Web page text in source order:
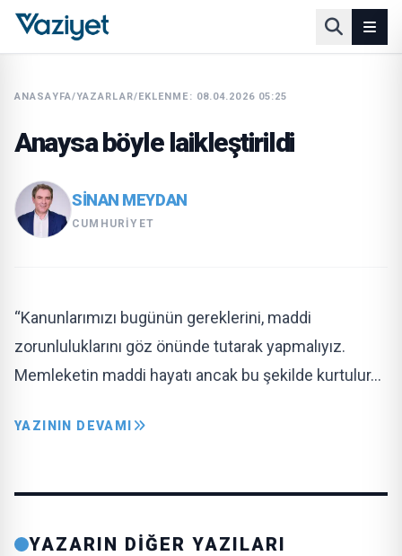
ANASAYFA/YAZARLAR/EKLENME: 08.04.2026 05:25
Anaysa böyle laikleştirildi
SINAN MEYDAN
CUMHURIYET
“Kanunlarımızı bugünün gereklerini, maddi
zorunluluklarını göz önünde tutarak yapmalıyız.
Memleketin maddi hayatı ancak bu şekilde kurtulur…
YAZININ DEVAMI
YAZARIN DİĞER YAZILARI